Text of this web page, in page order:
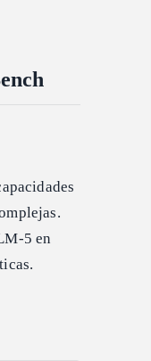
5 en